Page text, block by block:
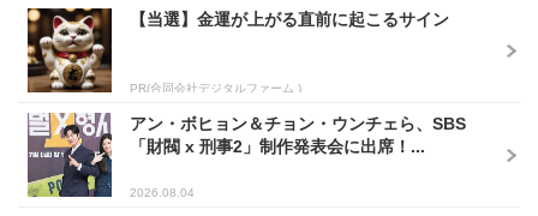
【当選】金運が上がる直前に起こるサイン
PR(合同会社デジタルファーム )
アン・ボヒョン＆チョン・ウンチェら、SBS
「財閥 x 刑事2」制作発表会に出席！...
2026.08.04